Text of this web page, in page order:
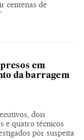
centenas de
em
da barragem
dois
e quatro técnicos
por suspeita